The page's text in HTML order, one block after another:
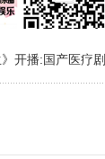
开播:国产医疗